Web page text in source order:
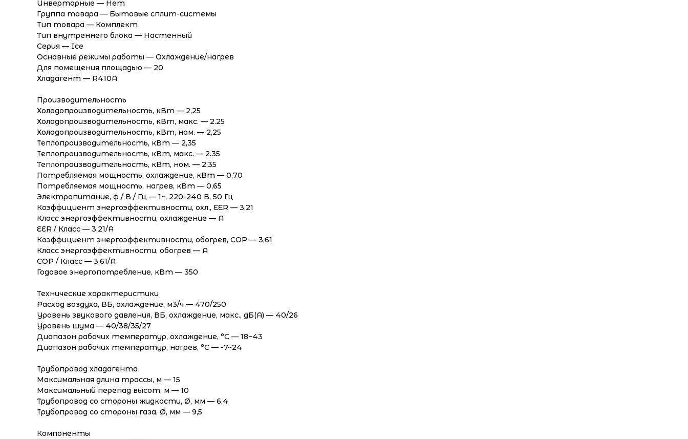
Инверторные — Нет
Группа товара — Бытовые сплит-системы
Тип товара — Комплект
Тип внутреннего блока — Настенный
Серия — Ice
Основные режимы работы — Охлаждение/нагрев
Для помещения площадью — 20
Хладагент — R410A
Производительность
Холодопроизводительность, кВт — 2,25
Холодопроизводительность, кВт, макс. — 2.25
Холодопроизводительность, кВт, ном. — 2,25
Теплопроизводительность, кВт — 2,35
Теплопроизводительность, кВт, макс. — 2.35
Теплопроизводительность, кВт, ном. — 2,35
Потребляемая мощность, охлаждение, кВт — 0,70
Потребляемая мощность, нагрев, кВт — 0,65
Электропитание, ф / В / Гц — 1~, 220-240 В, 50 Гц
Коэффициент энергоэффективности, охл., EER — 3,21
Класс энергоэффективности, охлаждение — A
EER / Класс — 3,21/A
Коэффициент энергоэффективности, обогрев, COP — 3,61
Класс энергоэффективности, обогрев — A
COP / Класс — 3,61/A
Годовое энергопотребление, кВт — 350
Технические характеристики
Расход воздуха, ВБ, охлаждение, м3/ч — 470/250
Уровень звукового давления, ВБ, охлаждение, макс., дБ(А) — 40/26
Уровень шума — 40/38/35/27
Диапазон рабочих температур, охлаждение, °C — 18~43
Диапазон рабочих температур, нагрев, °C — -7~24
Трубопровод хладагента
Максимальная длина трассы, м — 15
Максимальный перепад высот, м — 10
Трубопровод со стороны жидкости, Ø, мм — 6,4
Трубопровод со стороны газа, Ø, мм — 9,5
Компоненты